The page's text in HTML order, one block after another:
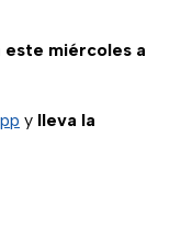
este miércoles a
y lleva la